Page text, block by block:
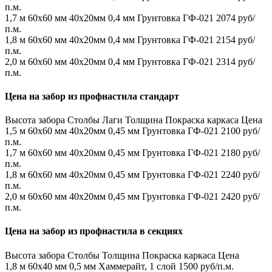
п.м.
1,7 м 60х60 мм 40х20мм 0,4 мм Грунтовка ГФ-021 2074 руб/
п.м.
1,8 м 60х60 мм 40х20мм 0,4 мм Грунтовка ГФ-021 2154 руб/
п.м.
2,0 м 60х60 мм 40х20мм 0,4 мм Грунтовка ГФ-021 2314 руб/
п.м.
Цена на забор из профнастила стандарт
Высота забора Столбы Лаги Толщина Покраска каркаса Цена
1,5 м 60х60 мм 40х20мм 0,45 мм Грунтовка ГФ-021 2100 руб/
п.м.
1,7 м 60х60 мм 40х20мм 0,45 мм Грунтовка ГФ-021 2180 руб/
п.м.
1,8 м 60х60 мм 40х20мм 0,45 мм Грунтовка ГФ-021 2240 руб/
п.м.
2,0 м 60х60 мм 40х20мм 0,45 мм Грунтовка ГФ-021 2420 руб/
п.м.
Цена на забор из профнастила в секциях
Высота забора Столбы Толщина Покраска каркаса Цена
1,8 м 60х40 мм 0,5 мм Хаммерайт, 1 слой 1500 руб/п.м.